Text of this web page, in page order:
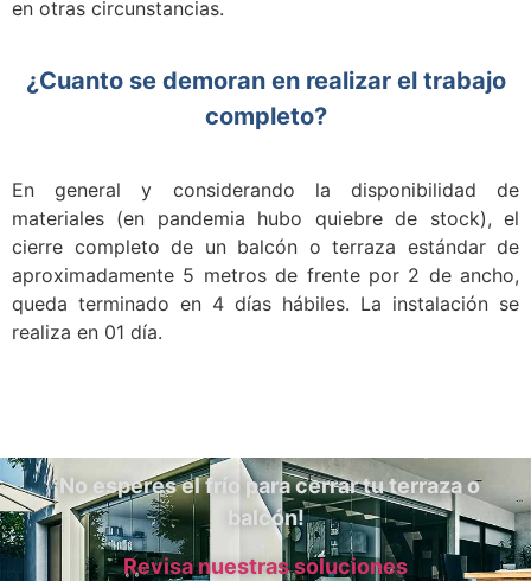
en otras circunstancias.
¿Cuanto se demoran en realizar el trabajo
completo?
En general y considerando la disponibilidad de
materiales (en pandemia hubo quiebre de stock), el
cierre completo de un balcón o terraza estándar de
aproximadamente 5 metros de frente por 2 de ancho,
queda terminado en 4 días hábiles. La instalación se
realiza en 01 día.
¡No esperes el frío para cerrar tu terraza o
balcón!
Revisa nuestras soluciones